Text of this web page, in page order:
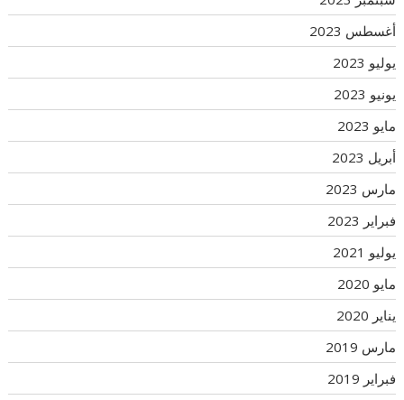
أغسطس 2023
يوليو 2023
يونيو 2023
مايو 2023
أبريل 2023
مارس 2023
فبراير 2023
يوليو 2021
مايو 2020
يناير 2020
مارس 2019
فبراير 2019